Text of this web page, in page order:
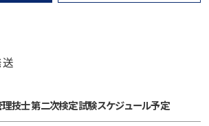
技士 第二次検定 試験スケジュール予定